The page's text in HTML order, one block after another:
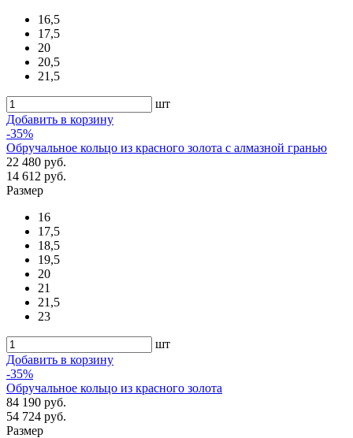
16,5
17,5
20
20,5
21,5
шт
Добавить в корзину
-35%
Обручальное кольцо из красного золота с алмазной гранью
22 480 руб.
14 612 руб.
Размер
16
17,5
18,5
19,5
20
21
21,5
23
шт
Добавить в корзину
-35%
Обручальное кольцо из красного золота
84 190 руб.
54 724 руб.
Размер